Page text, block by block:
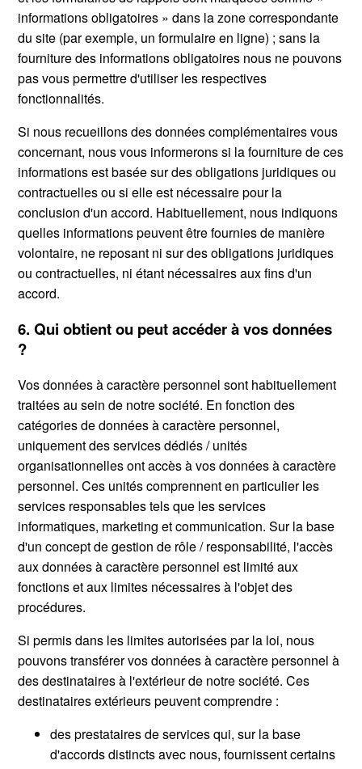
informations obligatoires » dans la zone correspondante
du site (par exemple, un formulaire en ligne) ; sans la
fourniture des informations obligatoires nous ne pouvons
pas vous permettre d'utiliser les respectives
fonctionnalités.
Si nous recueillons des données complémentaires vous
concernant, nous vous informerons si la fourniture de ces
informations est basée sur des obligations juridiques ou
contractuelles ou si elle est nécessaire pour la
conclusion d'un accord. Habituellement, nous indiquons
quelles informations peuvent être fournies de manière
volontaire, ne reposant ni sur des obligations juridiques
ou contractuelles, ni étant nécessaires aux fins d'un
accord.
6. Qui obtient ou peut accéder à vos données
?
Vos données à caractère personnel sont habituellement
traitées au sein de notre société. En fonction des
catégories de données à caractère personnel,
uniquement des services dédiés / unités
organisationnelles ont accès à vos données à caractère
personnel. Ces unités comprennent en particulier les
services responsables tels que les services
informatiques, marketing et communication. Sur la base
d'un concept de gestion de rôle / responsabilité, l'accès
aux données à caractère personnel est limité aux
fonctions et aux limites nécessaires à l'objet des
procédures.
Si permis dans les limites autorisées par la loi, nous
pouvons transférer vos données à caractère personnel à
des destinataires à l'extérieur de notre société. Ces
destinataires extérieurs peuvent comprendre :
des prestataires de services qui, sur la base
d'accords distincts avec nous, fournissent certains